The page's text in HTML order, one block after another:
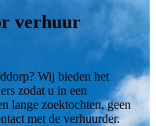
verhuur
Wij bieden het
zodat u in een
lange zoektochten, geen
met de verhuurder.